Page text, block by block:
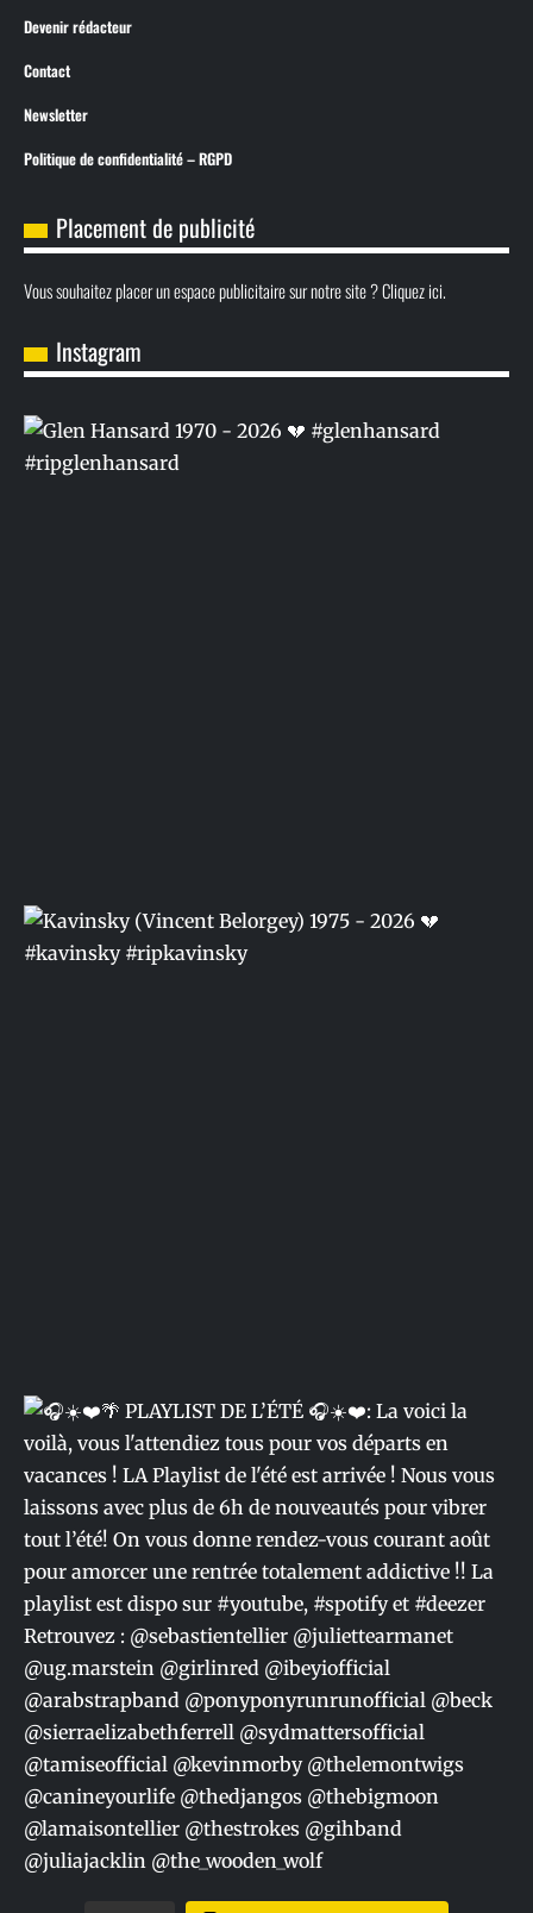
Devenir rédacteur
Contact
Newsletter
Politique de confidentialité – RGPD
Placement de publicité
Vous souhaitez placer un espace publicitaire sur notre site ? Cliquez ici.
Instagram